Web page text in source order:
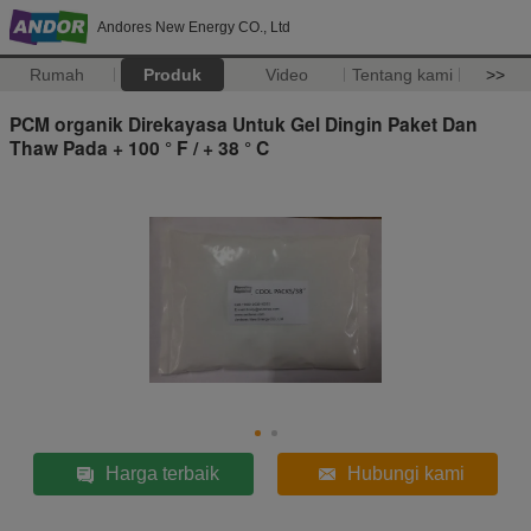
Andores New Energy CO., Ltd
Rumah Produk Video Tentang kami >>
PCM organik Direkayasa Untuk Gel Dingin Paket Dan
Thaw Pada + 100 ° F / + 38 ° C
Harga terbaik Hubungi kami